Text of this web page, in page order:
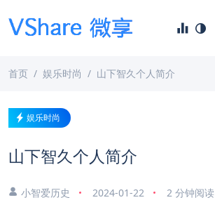
首页 娱乐时尚 山下智久个人简介
娱乐时尚
山下智久个人简介
小智爱历史 2024-01-22 2 分钟阅读